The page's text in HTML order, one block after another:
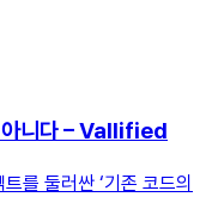
아니다 – Vallified
를 둘러싼 ‘기존 코드의